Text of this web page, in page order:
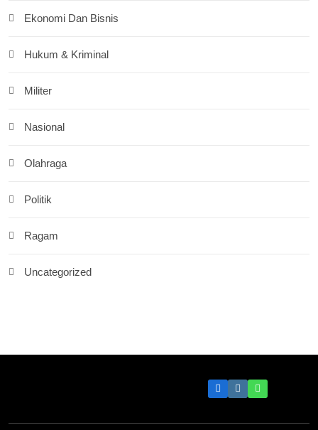
Ekonomi Dan Bisnis
Hukum & Kriminal
Militer
Nasional
Olahraga
Politik
Ragam
Uncategorized